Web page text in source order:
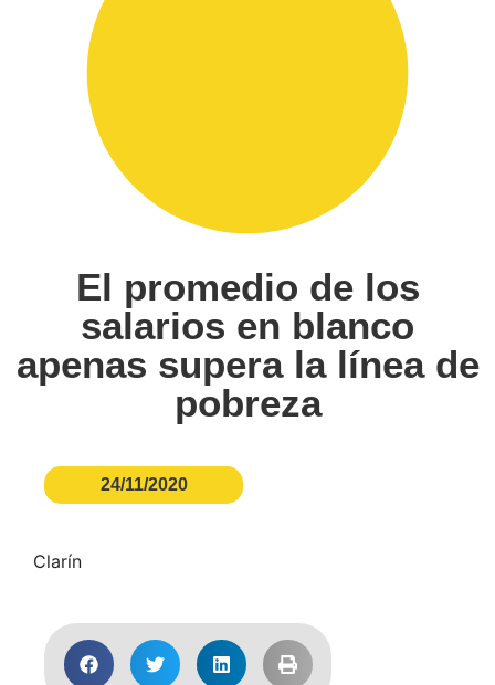
El promedio de los
salarios en blanco
apenas supera la línea de
pobreza
24/11/2020
Clarín